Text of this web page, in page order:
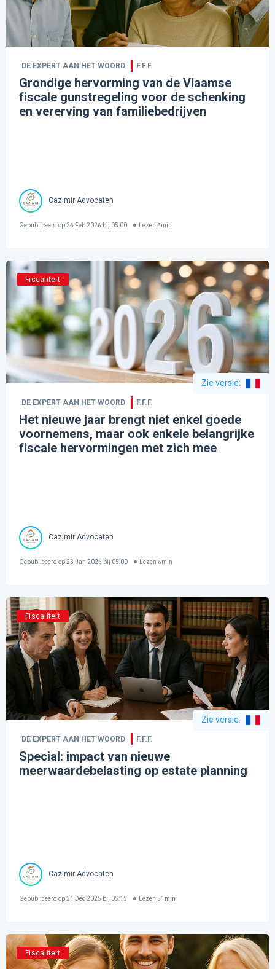
DE EXPERT AAN HET WOORD F.F.F.
Grondige hervorming van de Vlaamse
fiscale gunstregeling voor de schenking
en vererving van familiebedrijven
Cazimir Advocaten
Gepubliceerd op26 Feb 2026 bij 05:00 Lezen 6min
Fiscaliteit
Zie versie:
DE EXPERT AAN HET WOORD F.F.F.
Het nieuwe jaar brengt niet enkel goede
voornemens, maar ook enkele belangrijke
fiscale hervormingen met zich mee
Cazimir Advocaten
Gepubliceerd op23 Jan 2026 bij 05:00 Lezen 6min
Fiscaliteit
Zie versie:
DE EXPERT AAN HET WOORD F.F.F.
Special: impact van nieuwe
meerwaardebelasting op estate planning
Cazimir Advocaten
Gepubliceerd op21 Dec 2025 bij 05:15 Lezen 51 min
Fiscaliteit